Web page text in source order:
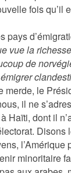
fois qu’il
pays
vue la
de
merde, le
il ne
Haïti, dont il
Disons
l’Amérique
minoritaire